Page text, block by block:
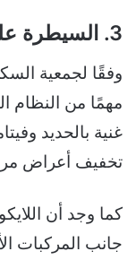
3. السيطرة على مرض السكري
وفقًا لجمعية
مهمًا من النظام
غنية بالحديد
تخفيف أعراض
كما وجد أن
جانب المركبات